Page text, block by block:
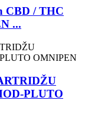
CBD / THC
...
PLUTO